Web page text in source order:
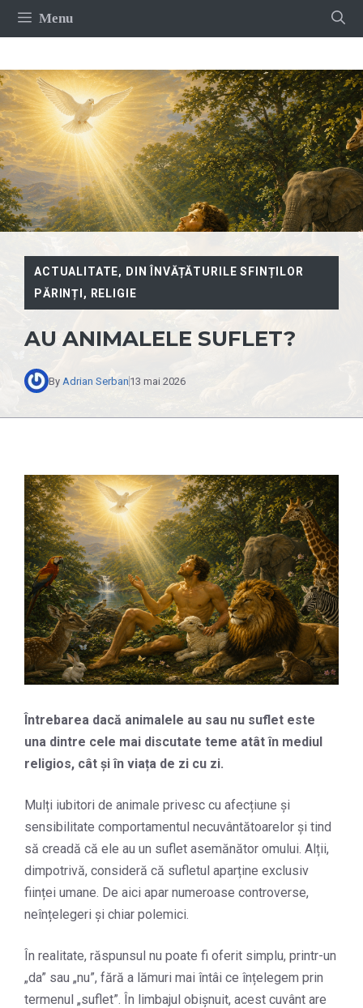
Sari
Menu
ACTUALITATE, DIN ÎNVĂȚĂTURILE SFINȚILOR
PĂRINȚI , RELIGIE
AU ANIMALELE SUFLET?
By Adrian Serban 13 mai 2026
Întrebarea dacă animalele au sau nu suflet este
una dintre cele mai discutate teme atât în mediul
religios, cât și în viața de zi cu zi.
Mulți iubitori de animale privesc cu afecțiune și
sensibilitate comportamentul necuvântătoarelor și tind
să creadă că ele au un suflet asemănător omului. Alții,
dimpotrivă, consideră că sufletul aparține exclusiv
ființei umane. De aici apar numeroase controverse,
neînțelegeri și chiar polemici.
În realitate, răspunsul nu poate fi oferit simplu, printr-un
„da” sau „nu”, fără a lămuri mai întâi ce înțelegem prin
termenul „suflet”. În limbajul obișnuit, acest cuvânt are